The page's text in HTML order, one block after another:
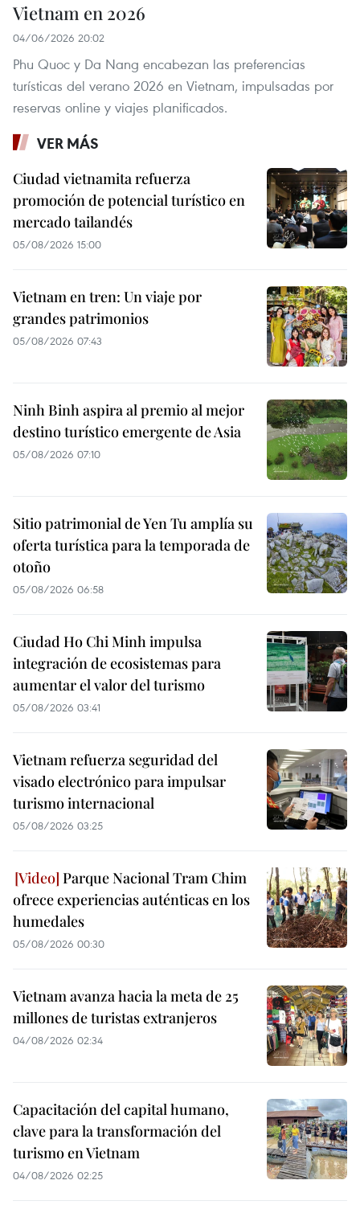
Vietnam en 2026
04/06/2026 20:02
Phu Quoc y Da Nang encabezan las preferencias
turísticas del verano 2026 en Vietnam, impulsadas por
reservas online y viajes planificados.
VER MÁS
Ciudad vietnamita refuerza
promoción de potencial turístico en
mercado tailandés
05/08/2026 15:00
Vietnam en tren: Un viaje por
grandes patrimonios
05/08/2026 07:43
Ninh Binh aspira al premio al mejor
destino turístico emergente de Asia
05/08/2026 07:10
Sitio patrimonial de Yen Tu amplía su
oferta turística para la temporada de
otoño
05/08/2026 06:58
Ciudad Ho Chi Minh impulsa
integración de ecosistemas para
aumentar el valor del turismo
05/08/2026 03:41
Vietnam refuerza seguridad del
visado electrónico para impulsar
turismo internacional
05/08/2026 03:25
Parque Nacional Tram Chim
ofrece experiencias auténticas en los
humedales
05/08/2026 00:30
Vietnam avanza hacia la meta de 25
millones de turistas extranjeros
04/08/2026 02:34
Capacitación del capital humano,
clave para la transformación del
turismo en Vietnam
04/08/2026 02:25